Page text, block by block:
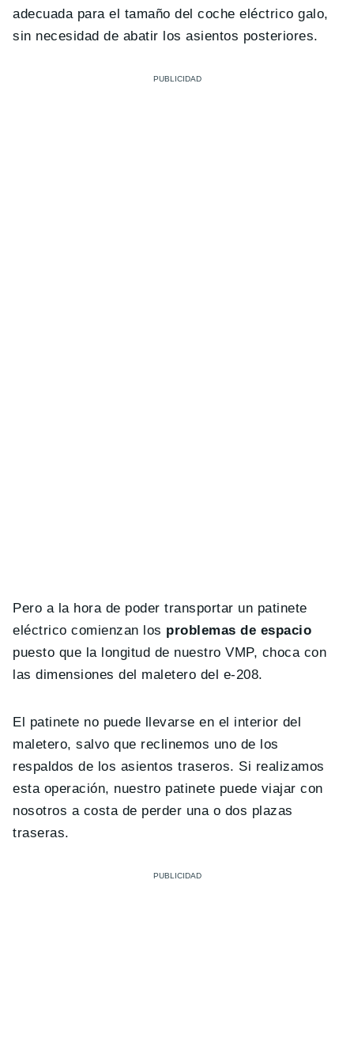
adecuada para el tamaño del coche eléctrico galo,
sin necesidad de abatir los asientos posteriores.
Pero a la hora de poder transportar un patinete
eléctrico comienzan los problemas de espacio
puesto que la longitud de nuestro VMP, choca con
las dimensiones del maletero del e-208.
El patinete no puede llevarse en el interior del
maletero, salvo que reclinemos uno de los
respaldos de los asientos traseros. Si realizamos
esta operación, nuestro patinete puede viajar con
nosotros a costa de perder una o dos plazas
traseras.